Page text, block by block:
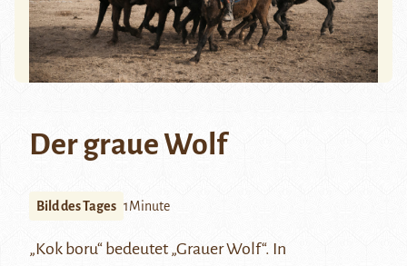
Der graue Wolf
Bild des Tages 1Minute
„Kok boru“ bedeutet „Grauer Wolf“. In